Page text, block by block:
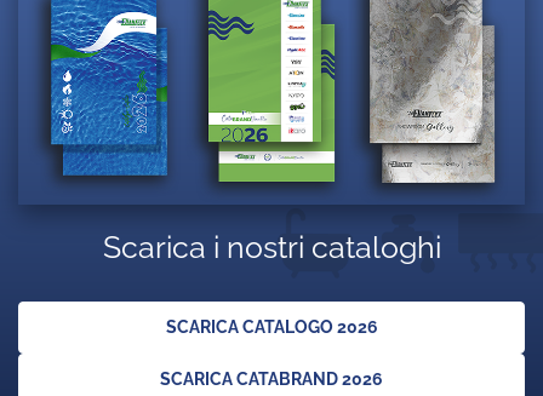
Scarica i nostri cataloghi
SCARICA CATALOGO 2026
SCARICA CATABRAND 2026